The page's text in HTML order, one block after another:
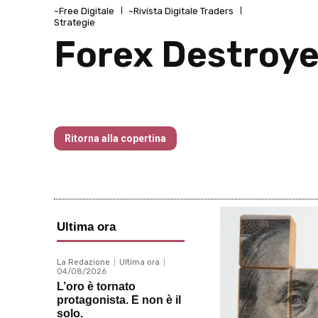
~Free Digitale
~Rivista Digitale Traders
Strategie
Forex
Ritorna alla copertina
Ultima ora
La Redazione
Ultima ora
04/08/2026
L’oro è tornato
protagonista. E non è il
solo.